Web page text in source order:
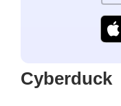
Cyberduck